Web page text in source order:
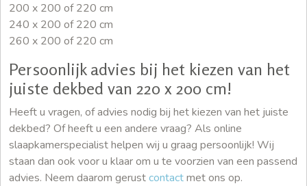
200 x 200 of 220 cm
240 x 200 of 220 cm
260 x 200 of 220 cm
Persoonlijk advies bij het kiezen van het
juiste dekbed van 220 x 200 cm!
Heeft u vragen, of advies nodig bij het kiezen van het juiste
dekbed? Of heeft u een andere vraag? Als online
slaapkamerspecialist helpen wij u graag persoonlijk! Wij
staan dan ook voor u klaar om u te voorzien van een passend
advies. Neem daarom gerustcontactmet ons op.